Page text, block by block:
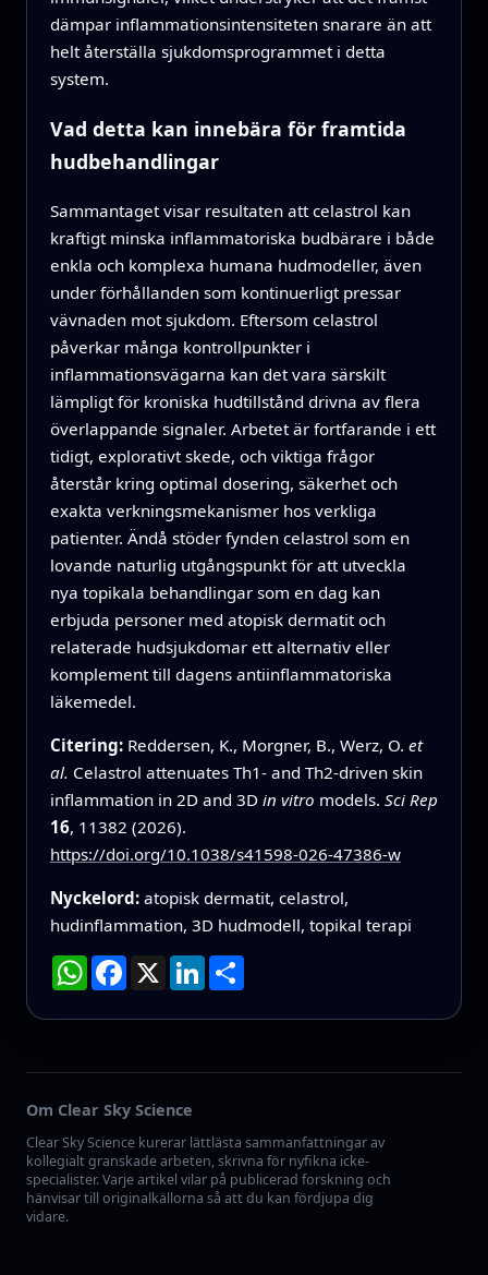
dämpar inflammationsintensiteten snarare än att
helt återställa sjukdomsprogrammet i detta
system.
Vad detta kan innebära för framtida
hudbehandlingar
Sammantaget visar resultaten att celastrol kan
kraftigt minska inflammatoriska budbärare i både
enkla och komplexa humana hudmodeller, även
under förhållanden som kontinuerligt pressar
vävnaden mot sjukdom. Eftersom celastrol
påverkar många kontrollpunkter i
inflammationsvägarna kan det vara särskilt
lämpligt för kroniska hudtillstånd drivna av flera
överlappande signaler. Arbetet är fortfarande i ett
tidigt, explorativt skede, och viktiga frågor
återstår kring optimal dosering, säkerhet och
exakta verkningsmekanismer hos verkliga
patienter. Ändå stöder fynden celastrol som en
lovande naturlig utgångspunkt för att utveckla
nya topikala behandlingar som en dag kan
erbjuda personer med atopisk dermatit och
relaterade hudsjukdomar ett alternativ eller
komplement till dagens antiinflammatoriska
läkemedel.
Citering: Reddersen, K., Morgner, B., Werz, O. et
al. Celastrol attenuates Th1- and Th2-driven skin
inflammation in 2D and 3D in vitro models. Sci Rep
16, 11382 (2026).
https://doi.org/10.1038/s41598-026-47386-w
Nyckelord: atopisk dermatit, celastrol,
hudinflammation, 3D hudmodell, topikal terapi
WhatsApp
Facebook
X LinkedIn
Dela
Om Clear Sky Science
Clear Sky Science kurerar lättlästa sammanfattningar av
kollegialt granskade arbeten, skrivna för nyfikna icke-
specialister. Varje artikel vilar på publicerad forskning och
hänvisar till originalkällorna så att du kan fördjupa dig
vidare.